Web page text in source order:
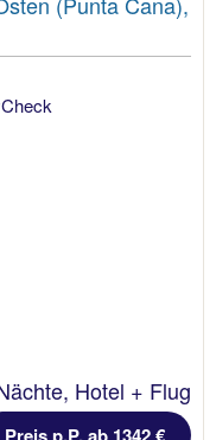
Hotel + Flug